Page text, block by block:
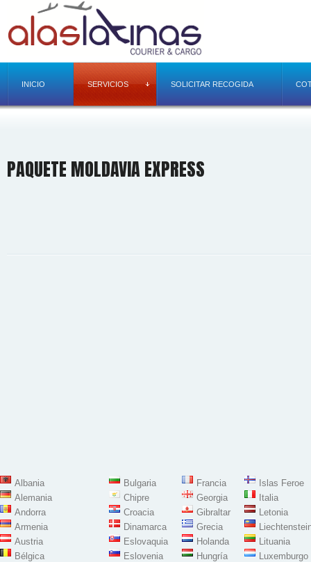
INICIO SERVICIOS SOLICITAR RECOGIDA
PAQUETE MOLDAVIA EXPRESS
Albania
Alemania
Andorra
Armenia
Austria
Bélgica
Bulgaria
Chipre
Croacia
Dinamarca
Eslovaquia
Eslovenia
Francia
Georgia
Gibraltar
Grecia
Holanda
Hungría
Islas Feroe
Italia
Letonia
Lituania
Luxemburgo